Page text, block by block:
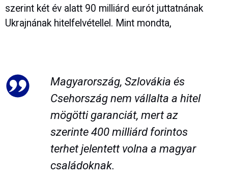
szerint két év alatt 90 milliárd eurót juttatnának
Ukrajnának hitelfelvétellel. Mint mondta,
Magyarország, Szlovákia és
Csehország nem vállalta a hitel
mögötti garanciát, mert az
szerinte 400 milliárd forintos
terhet jelentett volna a magyar
családoknak.